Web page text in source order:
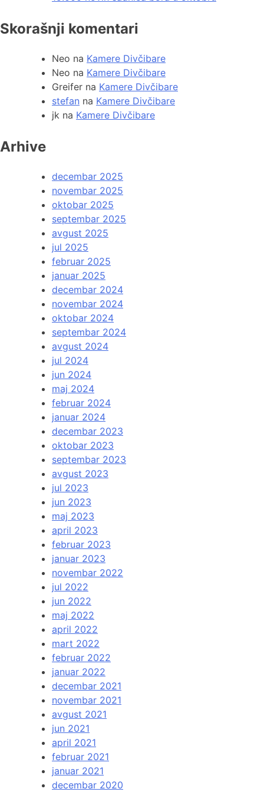
Skorašnji komentari
Neo na Kamere Divčibare
Neo na Kamere Divčibare
Greifer na Kamere Divčibare
stefan na Kamere Divčibare
jk na Kamere Divčibare
Arhive
decembar 2025
novembar 2025
oktobar 2025
septembar 2025
avgust 2025
jul 2025
februar 2025
januar 2025
decembar 2024
novembar 2024
oktobar 2024
septembar 2024
avgust 2024
jul 2024
jun 2024
maj 2024
februar 2024
januar 2024
decembar 2023
oktobar 2023
septembar 2023
avgust 2023
jul 2023
jun 2023
maj 2023
april 2023
februar 2023
januar 2023
novembar 2022
jul 2022
jun 2022
maj 2022
april 2022
mart 2022
februar 2022
januar 2022
decembar 2021
novembar 2021
avgust 2021
jun 2021
april 2021
februar 2021
januar 2021
decembar 2020